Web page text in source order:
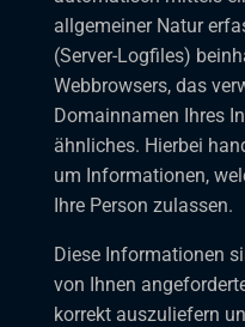
allgemeiner Natur
(Server-Logfiles)
Webbrowsers, das
Domainnamen Ihres
ähnliches. Hierbei
um Informationen,
Ihre Person zulassen.
Diese Informationen
von Ihnen
korrekt auszuliefern